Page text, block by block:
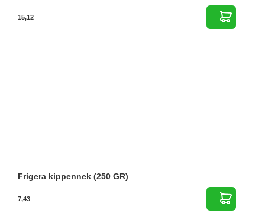
15,12
Frigera kippennek (250 GR)
7,43